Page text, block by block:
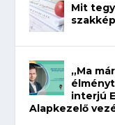
Mit
„Ma
interjú
Alapkezelő